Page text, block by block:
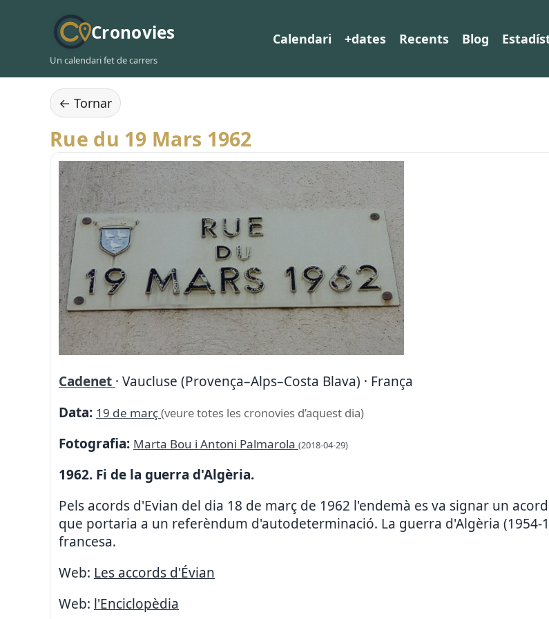
Cronovies
Un calendari fet de carrers
Calendari +dates Recents Blog
← Tornar
Rue du 19 Mars 1962
Cadenet · Vaucluse (Provença–Alps–Costa Blava) · França
Data: 19 de març(veure totes les cronovies d’aquest dia)
Fotografia: Marta Bou i Antoni Palmarola (2018-04-29)
1962. Fi de la guerra d'Algèria.
Pels acords d'Evian del dia 18 de març de 1962 l'endemà es va signar un
que portaria a un referèndum d'autodeterminació. La guerra d'Algèria (1954-
francesa.
Web: Les accords d'Évian
Web: l'Enciclopèdia